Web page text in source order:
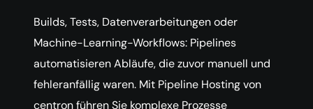
Builds, Tests, Datenverarbeitungen oder
Machine-Learning-Workflows: Pipelines
automatisieren Abläufe, die zuvor manuell und
fehleranfällig waren. Mit Pipeline Hosting von
centron führen Sie komplexe Prozesse